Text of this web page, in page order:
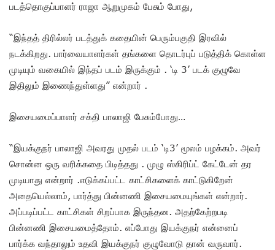
படத்தொகுப்பாளர் ராஜா ஆறுமுகம் பேசும் போது,
“இந்தத் திரில்லர் படத்துக் கதையின் பெரும்பகுதி இரவில்
நடக்கிறது. பார்வையாளர்கள் தங்களை தொடர்புப் படுத்திக் கொள்ள
முடியும் வகையில் இந்தப் படம் இருக்கும் . ‘டி 3’ படக் குழுவே
இதிலும் இணைந்துள்ளது” என்றார் .
இசையமைப்பாளர் சக்தி பாலாஜி பேசும்போது…
“இயக்குநர் பாலாஜி அவரது முதல் படம் ‘டி3’ மூலம் பழக்கம். அவர்
சொன்ன ஒரு வரிக்கதை பிடித்தது . முழு ஸ்கிரிப்ட் கேட்டேன் தர
முடியாது என்றார் .எடுக்கப்பட்ட காட்சிகளைக் காட்டுகிறேன்
அதையெல்லாம், பார்த்து பின்னணி இசையமையுங்கள் என்றார்.
அப்படிப்பட்ட காட்சிகள் சிறப்பாக இருந்தன. அதற்கேற்றபடி
பின்னணி இசையமைத்தோம். எப்போது இயக்குநர் என்னைப்
பார்க்க வந்தாலும் உதவி இயக்குநர் குழுவோடு தான் வருவார்.